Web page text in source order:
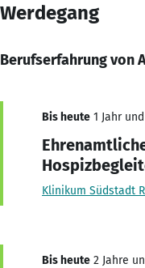
Werdegang
Berufserfahrung von
Bis heute 1 Jahr
Klinikum Südstadt
Bis heute 2 Jahre